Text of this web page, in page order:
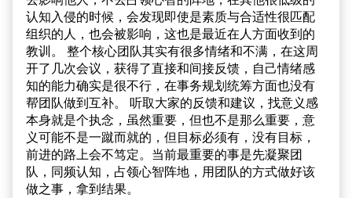
认知入侵的时候，会发现即使是素质与合适性很匹配
组织的人，也会被影响，这也是最近在人方面收到的
教训。 整个核心团队其实有很多情绪和不满，在这周
开了几次会议，获得了直接和间接反馈，自己情绪感
知的能力确实是很不行，在事务规划统筹方面也没有
帮团队做到互补。 听取大家的反馈和建议，找意义感
本身就是个执念，虽然重要，但也不是那么重要，意
义可能不是一蹴而就的，但目标必须有，没有目标，
前进的路上会不笃定。当前最重要的事是先凝聚团
队，同频认知，占领心智阵地，用团队的方式做好该
做之事，拿到结果。